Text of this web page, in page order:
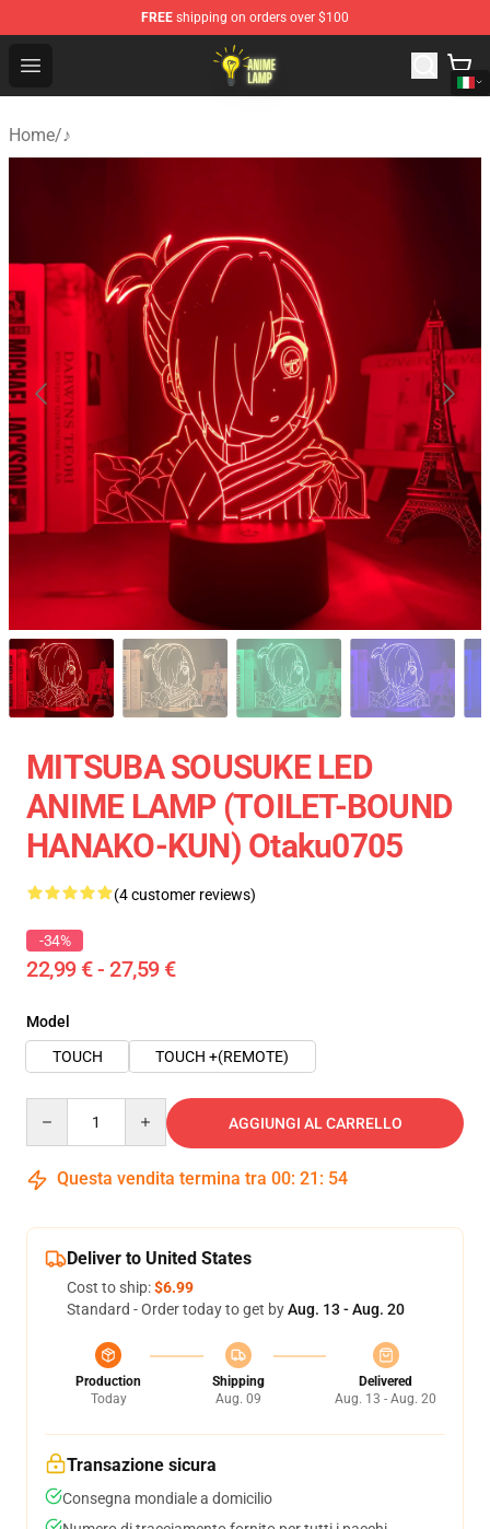
FREE shipping on orders over $100
Open menu
Anime Lamp Shop - The Best Store of Anime Lamp
Home/♪
MITSUBA SOUSUKE LED
ANIME LAMP (TOILET-BOUND
HANAKO-KUN) Otaku0705
(4 customer reviews)
-34%
22,99 € - 27,59 €
Model
TOUCH
TOUCH +(REMOTE)
AGGIUNGI AL CARRELLO
Questa vendita termina tra 00: 21 : 53
Deliver to United States
Cost to ship:$6.99
Standard - Order today to get byAug. 13 - Aug. 20
Production
Today
Shipping
Aug. 09
Delivered
Aug. 13 - Aug. 20
Transazione sicura
Consegna mondiale a domicilio